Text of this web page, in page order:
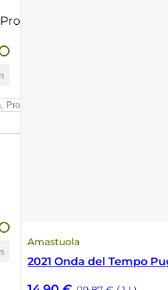
im
Amastuola
2021 Onda del Tempo